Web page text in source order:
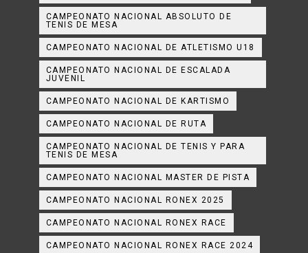
CAMPEONATO NACIONAL ABSOLUTO DE
TENIS DE MESA
CAMPEONATO NACIONAL DE ATLETISMO U18
CAMPEONATO NACIONAL DE ESCALADA
JUVENIL
CAMPEONATO NACIONAL DE KARTISMO
CAMPEONATO NACIONAL DE RUTA
CAMPEONATO NACIONAL DE TENIS Y PARA
TENIS DE MESA
CAMPEONATO NACIONAL MASTER DE PISTA
CAMPEONATO NACIONAL RONEX 2025
CAMPEONATO NACIONAL RONEX RACE
CAMPEONATO NACIONAL RONEX RACE 2024